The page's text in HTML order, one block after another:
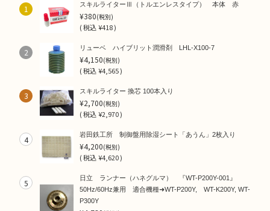
1 スキルライターⅢ（トルエンレスタイプ） 本体 赤
¥380(税別)
(税込¥418 )
2 リューベ ハイブリット潤滑剤 LHL-X100-7
¥4,150(税別)
(税込¥4,565 )
3 スキルライター 換芯 100本入り
¥2,700(税別)
(税込¥2,970 )
4 岩田鉄工所 制御盤用除湿シート「あうん」2枚入り
¥4,200(税別)
(税込¥4,620 )
5
日立 ランナー（ハネグルマ） 『WT-P200Y-001』
50Hz/60Hz兼用 適合機種➜WT-P200Y, WT-K200Y, WT-
P300Y